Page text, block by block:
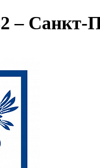
– Санкт-